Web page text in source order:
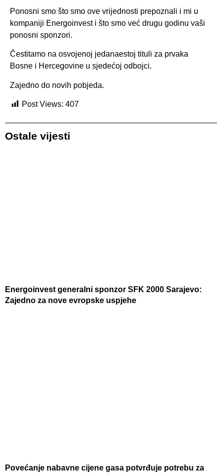
Ponosni smo što smo ove vrijednosti prepoznali i mi u
kompaniji Energoinvest i što smo već drugu godinu vaši
ponosni sponzori.
Čestitamo na osvojenoj jedanaestoj tituli za prvaka
Bosne i Hercegovine u sjedećoj odbojci.
Zajedno do novih pobjeda.
Post Views: 407
Ostale vijesti
Energoinvest generalni sponzor SFK 2000 Sarajevo:
Zajedno za nove evropske uspjehe
Povećanje nabavne cijene gasa potvrđuje potrebu za